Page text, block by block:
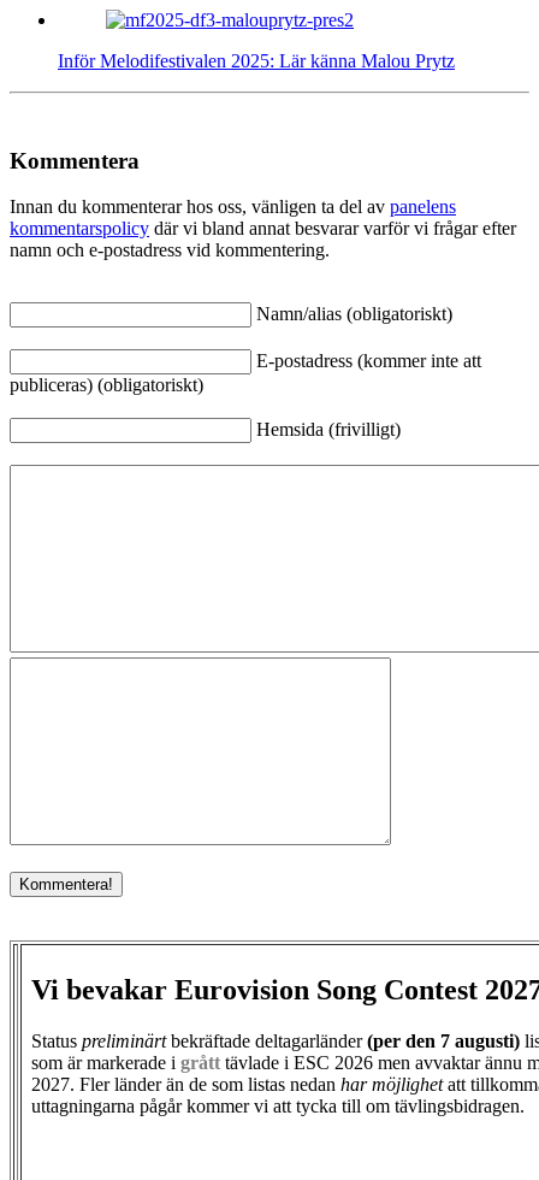
Inför Melodifestivalen 2025: Lär känna Malou Prytz
Kommentera
Innan du kommenterar hos oss, vänligen ta del av panelens
kommentarspolicy där vi bland annat besvarar varför vi frågar efter
namn och e-postadress vid kommentering.
Namn/alias (obligatoriskt)
E-postadress (kommer inte att
publiceras) (obligatoriskt)
Hemsida (frivilligt)
Vi bevakar Eurovision Song Contest
Status preliminärtbekräftade deltagarländer(per den 7 augusti)
som är markerade i grått tävlade i ESC 2026 men avvaktar ännu
2027. Fler länder än de som listas nedan har möjlighetatt
uttagningarna pågår kommer vi att tycka till om tävlingsbidragen.